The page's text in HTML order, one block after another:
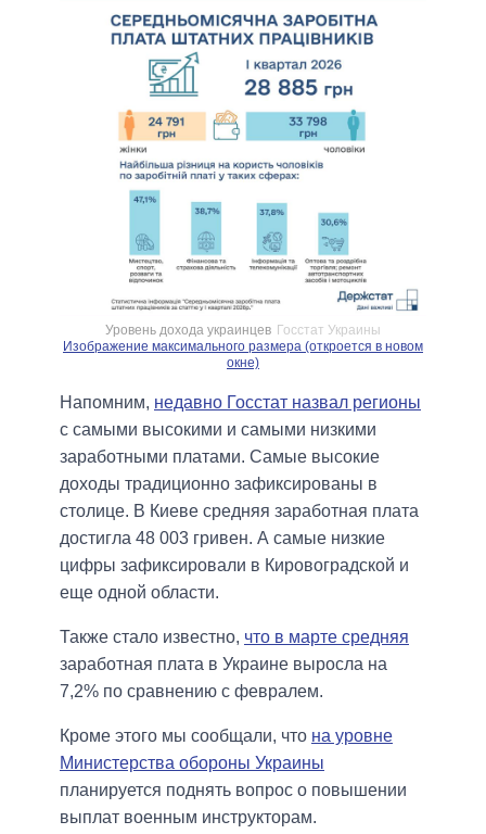
Уровень дохода украинцев Госстат Украины
Изображение максимального размера (откроется в новом
окне)
Напомним, недавно Госстат назвал регионы
с самыми высокими и самыми низкими
заработными платами. Самые высокие
доходы традиционно зафиксированы в
столице. В Киеве средняя заработная плата
достигла 48 003 гривен. А самые низкие
цифры зафиксировали в Кировоградской и
еще одной области.
Также стало известно, что в марте средняя
заработная плата в Украине выросла на
7,2% по сравнению с февралем.
Кроме этого мы сообщали, что на уровне
Министерства обороны Украины
планируется поднять вопрос о повышении
выплат военным инструкторам.